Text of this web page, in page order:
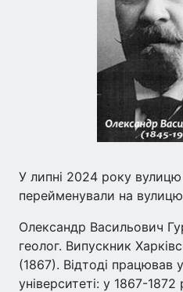
У липні 2024 року
перейменували на
Олександр Васильович
геолог. Випускник
(1867). Відтоді працював
університеті: у 1867-